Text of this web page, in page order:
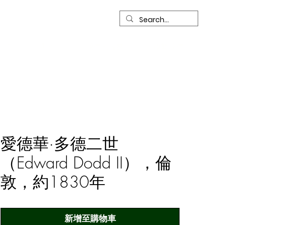
愛德華·多德二世
（Edward Dodd II），倫
敦，約1830年
新增至購物車